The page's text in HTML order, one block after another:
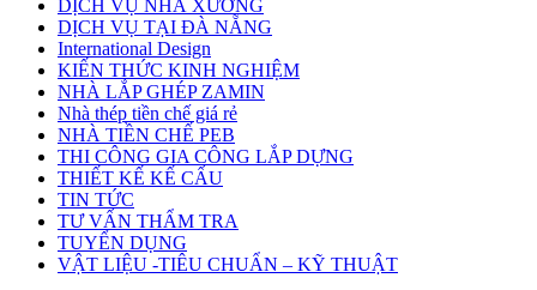
DỊCH VỤ NHÀ XƯỞNG
DỊCH VỤ TẠI ĐÀ NẴNG
International Design
KIẾN THỨC KINH NGHIỆM
NHÀ LẮP GHÉP ZAMIN
Nhà thép tiền chế giá rẻ
NHÀ TIỀN CHẾ PEB
THI CÔNG GIA CÔNG LẮP DỰNG
THIẾT KẾ KẾ CẤU
TIN TỨC
TƯ VẤN THẨM TRA
TUYỂN DỤNG
VẬT LIỆU -TIÊU CHUẨN – KỸ THUẬT